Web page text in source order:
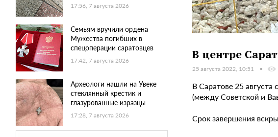
17:56, 7 августа 2026
Семьям вручили ордена
Мужества погибших в
спецоперации саратовцев
17:42, 7 августа 2026
Археологи нашли на Увеке
стеклянный крестик и
глазурованные изразцы
17:28, 7 августа 2026
В центре
25 августа 2022, 10:51
В Саратове 25 августа
(между Советской и
Срок завершения